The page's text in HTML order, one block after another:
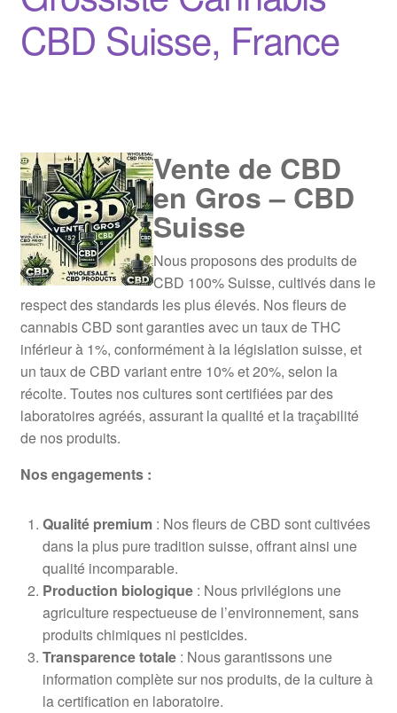
CBD Suisse, France
Vente de CBD
en Gros – CBD
Suisse
Nous proposons des produits de
CBD 100% Suisse, cultivés dans le
respect des standards les plus élevés. Nos fleurs de
cannabis CBD sont garanties avec un taux de THC
inférieur à 1%, conformément à la législation suisse, et
un taux de CBD variant entre 10% et 20%, selon la
récolte. Toutes nos cultures sont certifiées par des
laboratoires agréés, assurant la qualité et la traçabilité
de nos produits.
Nos engagements :
Qualité premium: Nos fleurs de CBD sont cultivées
dans la plus pure tradition suisse, offrant ainsi une
qualité incomparable.
Production biologique: Nous privilégions une
agriculture respectueuse de l’environnement, sans
produits chimiques ni pesticides.
Transparence totale: Nous garantissons une
information complète sur nos produits, de la culture à
la certification en laboratoire.